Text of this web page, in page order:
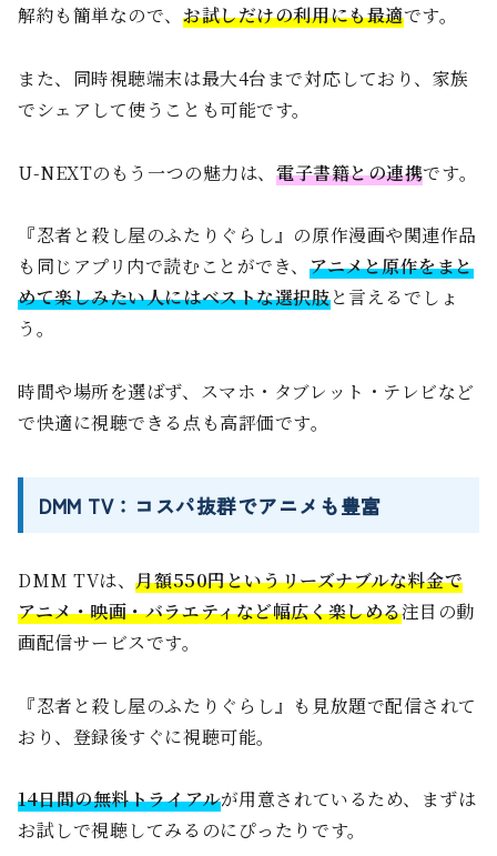
解約も簡単なので、お試しだけの利用にも最適です。
また、同時視聴端末は最大4台まで対応しており、家族
でシェアして使うことも可能です。
U-NEXTのもう一つの魅力は、 電子書籍との連携です。
『忍者と殺し屋のふたりぐらし』の原作漫画や関連作品
も同じアプリ内で読むことができ、 アニメと原作をまと
めて楽しみたい人にはベストな選択肢と言えるでしょ
う。
時間や場所を選ばず、スマホ・タブレット・テレビなど
で快適に視聴できる点も高評価です。
DMM TV：コスパ抜群でアニメも豊富
DMM TVは、月額550円というリーズナブルな料金で
アニメ・映画・バラエティなど幅広く楽しめる注目の動
画配信サービスです。
『忍者と殺し屋のふたりぐらし』も見放題で配信されて
おり、登録後すぐに視聴可能。
14日間の無料トライアルが用意されているため、まずは
お試しで視聴してみるのにぴったりです。